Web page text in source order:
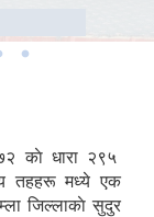
काे धारा २९५
तहहरू मध्ये एक
जिल्लाकाे सुदुर